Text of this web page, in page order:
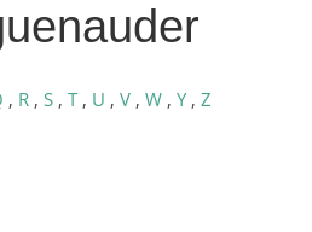
, R, S, T, U , V, W, Y, Z